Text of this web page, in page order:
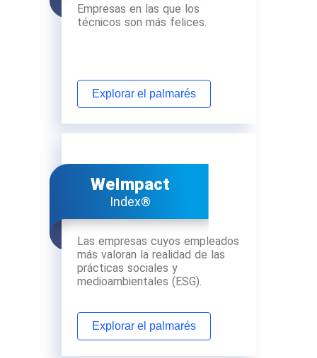
Empresas en las que los
técnicos son más felices.
Explorar el palmarés
WeImpact
Index®
Las empresas cuyos empleados
más valoran la realidad de las
prácticas sociales y
medioambientales (ESG).
Explorar el palmarés